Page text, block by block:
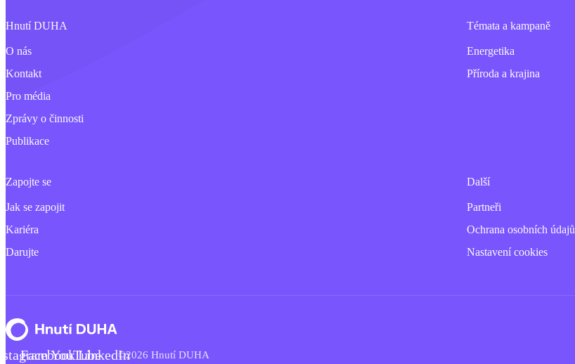
Hnutí DUHA
O nás
Kontakt
Pro média
Zprávy o činnosti
Publikace
Témata a kampaně
Energetika
Příroda a krajina
Zapojte se
Jak se zapojit
Kariéra
Darujte
Další
Partneři
Ochrana osobních údajů
Nastavení cookies
FacebookYouTubeLinkedIn©2026 Hnutí DUHA